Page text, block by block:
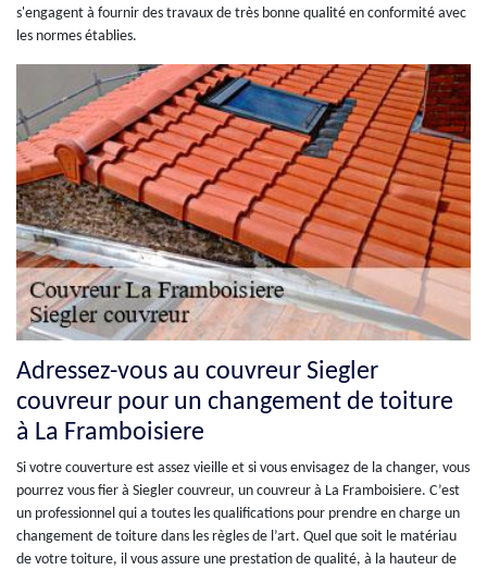
s'engagent à fournir des travaux de très bonne qualité en conformité avec
les normes établies.
Adressez-vous au couvreur Siegler
couvreur pour un changement de toiture
à La Framboisiere
Si votre couverture est assez vieille et si vous envisagez de la changer, vous
pourrez vous fier à Siegler couvreur, un couvreur à La Framboisiere. C’est
un professionnel qui a toutes les qualifications pour prendre en charge un
changement de toiture dans les règles de l’art. Quel que soit le matériau
de votre toiture, il vous assure une prestation de qualité, à la hauteur de